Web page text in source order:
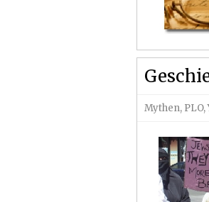
Mythen, PLO,